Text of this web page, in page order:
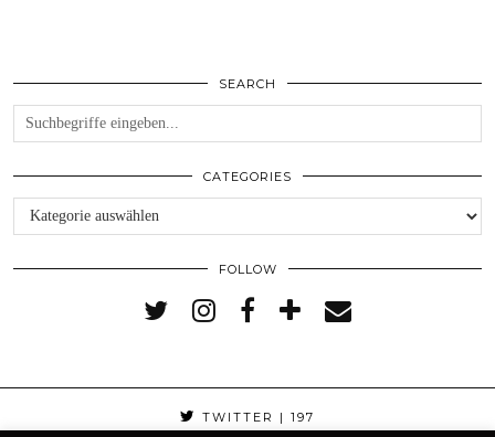
SEARCH
CATEGORIES
Categories
FOLLOW
TWITTER | 197